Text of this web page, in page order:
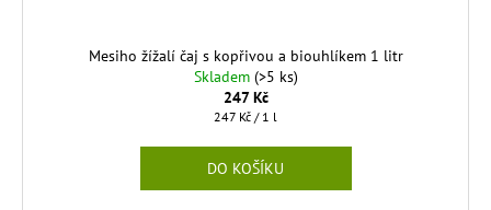
Mesiho žížalí čaj s kopřivou a biouhlíkem 1 litr
Skladem (>5 ks)
247 Kč
Měrná
247 Kč / 1 l
DO KOŠÍKU